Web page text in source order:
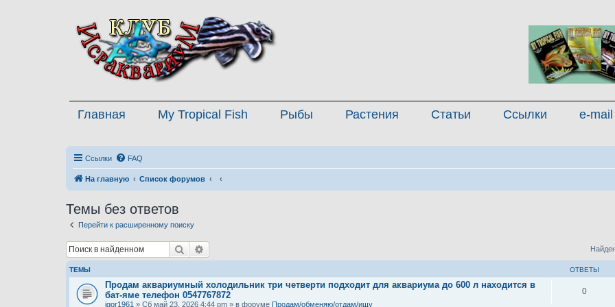
Главная My Tropical Fish Рыбы Растения Статьи Ссылки e-mail
Ссылки FAQ
На главную Список форумов
Темы без ответов
Перейти к расширенному поиску
Поиск
ТЕМЫ ОТВЕТЫ
Продам аквариумный холодильник три четверти подходит для аквариума до 600 л находится в
бат-яме телефон 0547767872
igor1961 » Сб май 23, 2026 4:44 pm » в форуме Продам/обменяю/отдам/ищу
0